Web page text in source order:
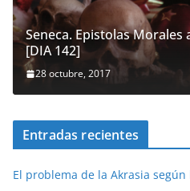
Seneca. Epistolas Morales
[DIA 142]
28 octubre, 2017
Entradas recientes
El problema de la Akrasia según